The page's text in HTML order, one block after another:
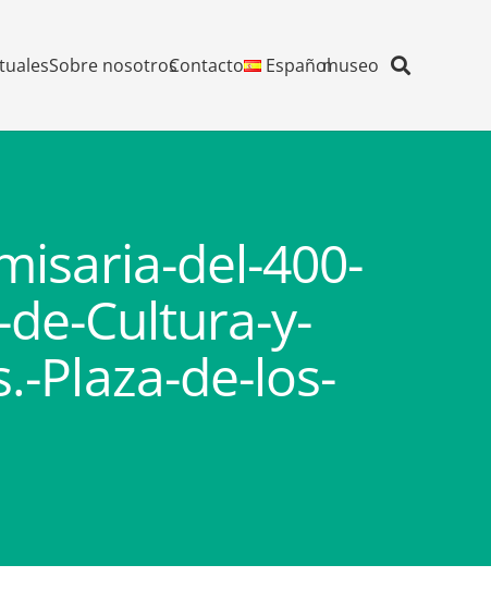
Sobre nosotrosContacto Españolmuseo
del-400-
Cultura-y-
Plaza-de-los-